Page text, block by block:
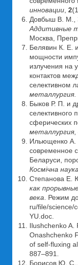
инновации 2
Довбыш В. М.,
Аддитивные
Москва,
Белявин К. Е.
мощности
излучения на
контактов
селективном
металлургия
Быков Р. П. и
селективного
сферических
металлургия
Ильющенко А.
современное
Беларуси,
Космiчна
Степанова Е.
как
века . Режим
ru/file/science/
YU.doc.
Ilushchenko A.
Onashchenko
of self-fluxing
887–891.
Борисов Ю.